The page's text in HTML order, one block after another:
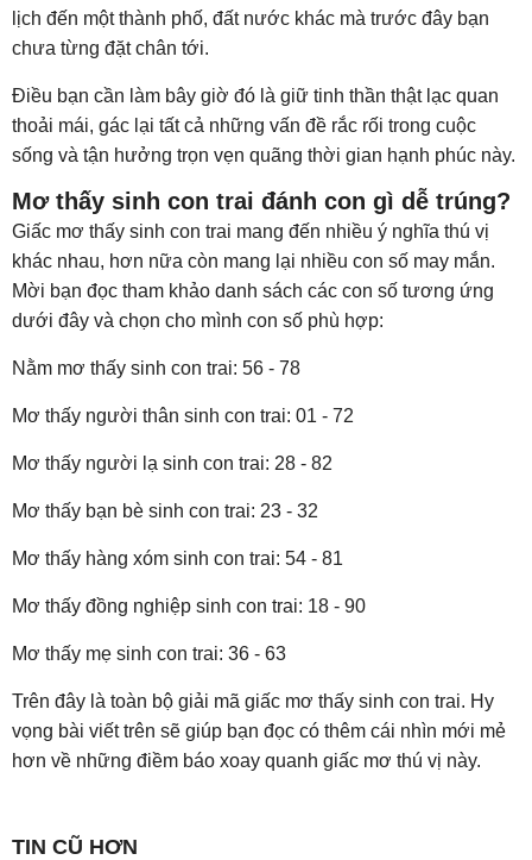
lịch đến một thành phố, đất nước khác mà trước đây bạn
chưa từng đặt chân tới.
Điều bạn cần làm bây giờ đó là giữ tinh thần thật lạc quan
thoải mái, gác lại tất cả những vấn đề rắc rối trong cuộc
sống và tận hưởng trọn vẹn quãng thời gian hạnh phúc này.
Mơ thấy sinh con trai đánh con gì dễ trúng?
Giấc mơ thấy sinh con trai mang đến nhiều ý nghĩa thú vị
khác nhau, hơn nữa còn mang lại nhiều con số may mắn.
Mời bạn đọc tham khảo danh sách các con số tương ứng
dưới đây và chọn cho mình con số phù hợp:
Nằm mơ thấy sinh con trai: 56 - 78
Mơ thấy người thân sinh con trai: 01 - 72
Mơ thấy người lạ sinh con trai: 28 - 82
Mơ thấy bạn bè sinh con trai: 23 - 32
Mơ thấy hàng xóm sinh con trai: 54 - 81
Mơ thấy đồng nghiệp sinh con trai: 18 - 90
Mơ thấy mẹ sinh con trai: 36 - 63
Trên đây là toàn bộ giải mã giấc mơ thấy sinh con trai. Hy
vọng bài viết trên sẽ giúp bạn đọc có thêm cái nhìn mới mẻ
hơn về những điềm báo xoay quanh giấc mơ thú vị này.
TIN CŨ HƠN